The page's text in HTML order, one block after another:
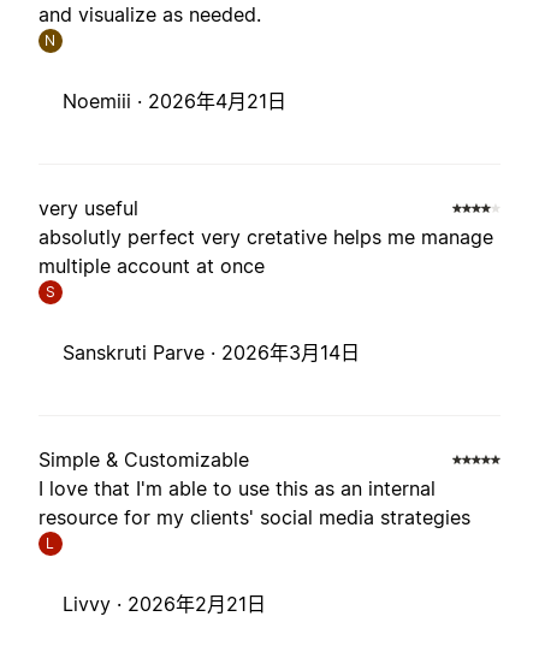
and visualize as needed.
N
Noemiii · 2026年4月21日
very useful
absolutly perfect very cretative helps me manage
multiple account at once
S
Sanskruti Parve · 2026年3月14日
Simple & Customizable
I love that I'm able to use this as an internal
resource for my clients' social media strategies
L
Livvy · 2026年2月21日